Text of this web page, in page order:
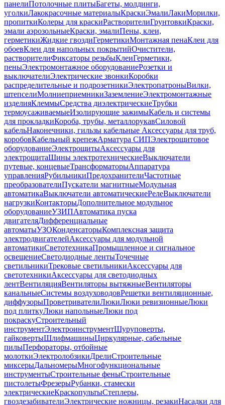
панелиПотолочные плитыБагеты, молдинги,
уголкиЛакокрасочные материалыКраскиЭмалиЛакиМорилки,
пропиткиКолеры для краскиРастворителиГрунтовкиКраски,
эмали аэрозольныеКраски, эмалиПены, клеи,
герметикиЖидкие гвоздиГерметикиМонтажная пенаКлеи для
обоевКлеи для напольных покрытийОчистители,
растворителиФиксаторы резьбыКлеиГерметики,
пеныЭлектромонтажное оборудованиеРозетки и
выключателиЭлектрические звонкиКоробки
распределительные и подрозетникиЭлектропатроныВилки,
штепселиМолниеприемникиЗаземлениеЭлектромонтажные
изделияКлеммыСредства диэлектрическиеТрубки
термоусаживаемыеИзолирующие зажимыКабель и системы
для прокладкиКороба, трубы, металлорукавСиловой
кабельНаконечники, гильзы кабельные Аксессуары для труб,
коробовКабельный крепежАрматура СИПЭлектрощитовое
оборудованиеЭлектрощитыАксессуары для
электрощитаШины электротехническиеВыключатели
путевые, концевыеТрансформаторыАппаратура
управленияРубильникиПредохранителиЧастотные
преобразователиПускатели магнитныеМодульная
автоматикаВыключатели автоматическиеРелеВыключатели
нагрузкиКонтакторыДополнительное модульное
оборудованиеУЗИПАвтоматика пуска
двигателяДифференциальные
автоматыУЗОКонденсаторыКомплексная защита
электродвигателейАксессуары для модульной
автоматикиСветотехникаПромышленное и сигнальное
освещениеСветодиодные лентыТочечные
светильникиТрековые светильникиАксессуары для
светотехникиАксессуары для светодиодных
лентВентиляцияВентиляторы вытяжныеВентиляторы
канальныеСистемы воздуховодовРешетки вентиляционные,
диффузорыПроветривателиЛюкиЛюки ревизионныеЛюки
под плиткуЛюки напольныеЛюки под
покраскуСтроительный
инструментЭлектроинструментШуруповерты,
гайковертыШлифмашиныЦиркулярные, сабельные
пилыПерфораторы, отбойные
молоткиЭлектролобзикиДрелиСтроительные
миксерыДальномерыМногофункциональные
инструментыСтроительные феныСтроительные
пистолетыФрезерыРубанки, стамески
электрическиеКраскопультыСтеплеры,
гвоздезабивателиЭлектрические ножницы, резакиНасадки для